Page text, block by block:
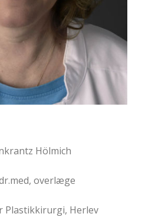
Hölmich
overlæge
Herlev